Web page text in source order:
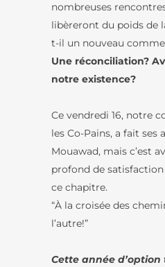
nombreuses
libèreront du poids de
t-il un nouveau
Une réconciliation?
notre existence?
Ce vendredi 16, notre
les Co-Pains, a fait ses
Mouawad, mais c’est
profond de
ce chapitre.
“À la croisée des
l’autre!”
Cette année